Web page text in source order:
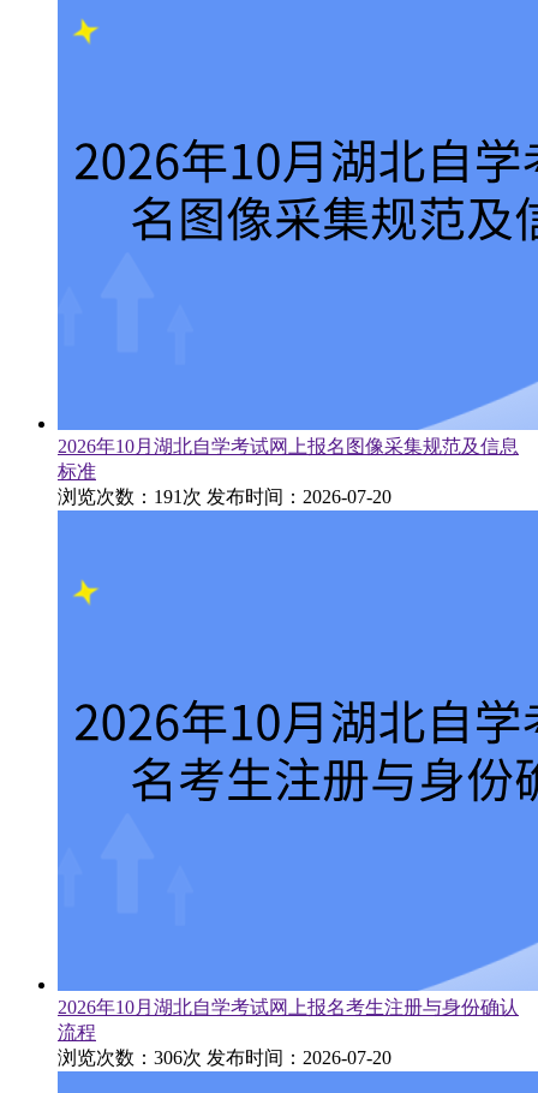
2026年10月湖北自学考试网上报名图像采集规范及信息
标准
浏览次数：191次 发布时间：2026-07-20
2026年10月湖北自学考试网上报名考生注册与身份确认
流程
浏览次数：306次 发布时间：2026-07-20